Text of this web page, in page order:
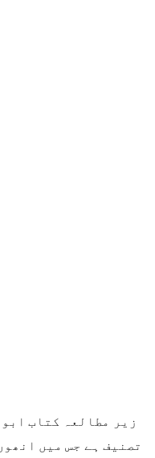
زیر مطالعہ کتاب
تصنیف ہے جس میں